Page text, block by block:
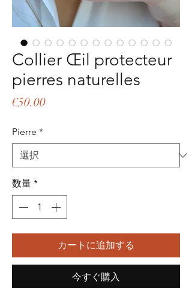
Collier Œil protecteur
pierres naturelles
€50.00価
Pierre *
数量 *
カートに追加する
今すぐ購入